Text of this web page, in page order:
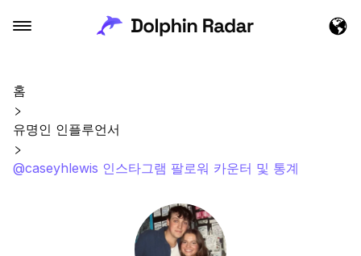
홈
유명인 인플루언서
@caseyhlewis 인스타그램 팔로워 카운터 및 통계